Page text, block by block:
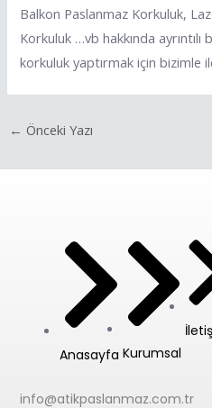
Balkon Paslanmaz Korkuluk,
Korkuluk …vb hakkında
korkuluk yaptırmak için bizimle
← Önceki Yazı
Anasayfa Kurumsal
info@atikpaslanmaz.com.tr